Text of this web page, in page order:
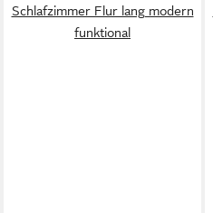
Schlafzimmer Flur lang modern
funktional